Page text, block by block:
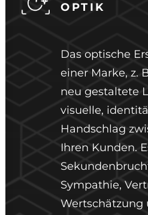
OPTIK
Das optische
einer Marke, z.
neu gestaltete
visuelle,
Handschlag
Ihren Kunden.
Sympathie,
Wertschätzung